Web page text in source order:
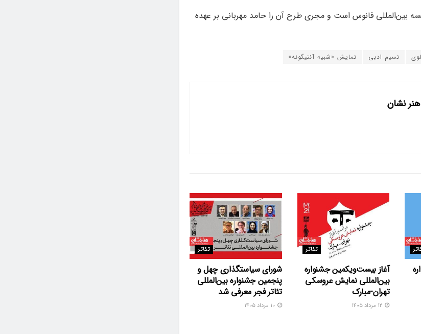
بین‌المللی فانوس است و مجری طرح آن را حامد مهربانی بر عهده
نسیم ادبی نمایش «شبیه آنتیگونه»
هنر نشان
تئاتر
آغاز بیست‌ویکمین جشنواره
بین‌المللی نمایش عروسکی
تهران-مبارک
تئاتر
شورای سیاستگذاری چهل‌ و
پنجمین جشنواره بین‌المللی
تئاتر فجر معرفی شد
۱۰ مرداد ۱۴۰۵